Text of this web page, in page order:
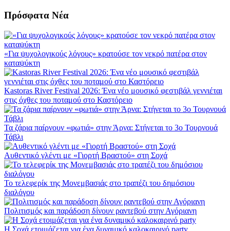
Πρόσφατα Νέα
«Για ψυχολογικούς λόγους» κρατούσε τον νεκρό πατέρα στον
καταψύκτη
Kastoras River Festival 2026: Ένα νέο μουσικό φεστιβάλ γεννιέται
στις όχθες του ποταμού στο Καστόρειο
Τα ζάρια παίρνουν «φωτιά» στην Άρνα: Στήνεται το 3ο Τουρνουά
Τάβλι
Αυθεντικό γλέντι με «Γιορτή Βραστού» στη Σοχά
Το τελεφερίκ της Μονεμβασιάς στο τραπέζι του δημόσιου
διαλόγου
Πολιτισμός και παράδοση δίνουν ραντεβού στην Αγόριανη